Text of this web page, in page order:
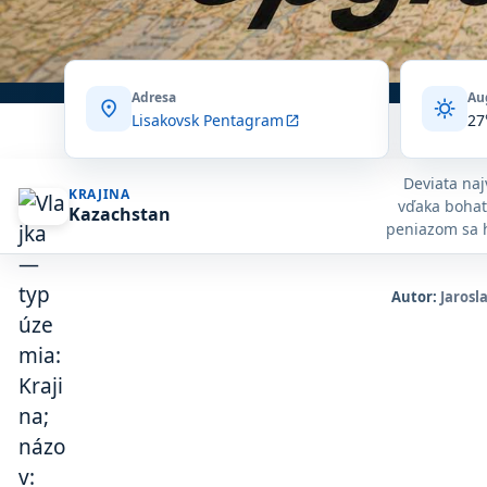
location_on Adresa
Lisakovsk Pentagramopen_in_new sunny
KRAJINA
Kazachstan
Deviata
vďaka
peniazom sa
mesto 21.
najväčšie
Autor: